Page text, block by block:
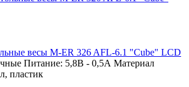
весы M-ER 326 AFL-6.1 "Cube" LCD
Питание: 5,8В - 0,5А Материал
пластик